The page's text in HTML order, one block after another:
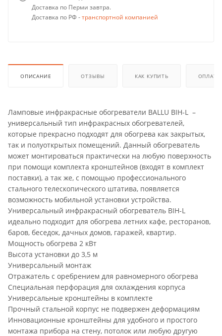
Доставка по Перми завтра.
Доставка по РФ -транспортной компанией
ОПИСАНИЕ ОТЗЫВЫ КАК КУПИТЬ ОПЛАТА
Ламповые инфракрасные обогреватели BALLU BIH-L –
универсальный тип инфракрасных обогревателей,
которые прекрасно подходят для обогрева как закрытых,
так и полуоткрытых помещений. Данный обогреватель
может монтироваться практически на любую поверхность
при помощи комплекта кронштейнов (входят в комплект
поставки), а так же, с помощью профессионального
стального телескопического штатива, появляется
возможность мобильной установки устройства.
Универсальный инфракрасный обогреватель BIH-L
идеально подходит для обогрева летних кафе, ресторанов,
баров, беседок, дачных домов, гаражей, квартир.
Мощность обогрева 2 кВт
Высота установки до 3,5 м
Универсальный монтаж
Отражатель с оребрением для равномерного обогрева
Специальная перфорация для охлаждения корпуса
Универсальные кронштейны в комплекте
Прочный стальной корпус не подвержен деформациям
Инновационные кронштейны для удобного и простого
монтажа прибора на стену, потолок или любую другую